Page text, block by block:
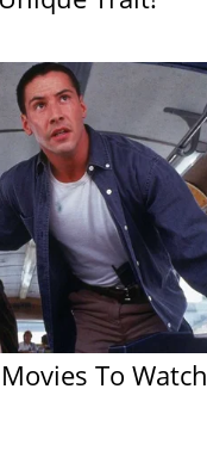
To Watch